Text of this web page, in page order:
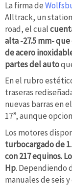
La firma de
Alltrack, un
road, el cual
alta -27.5 mm-
de acero
partes del auto
En el rubro
traseras
nuevas barras en
17”, aunque
Los motores
turbocargado de
con 217 equinos.
Hp. Dependiendo
manuales de seis